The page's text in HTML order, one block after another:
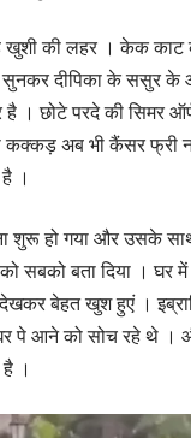
खुशी की लहर । केक
दीपिका के ससुर के
। छोटे परदे की सिमर
कक्कड़ अब भी कैंसर
।
शुरू हो गया और उसके
सबको बता दिया । घर
बेहत खुश हुएं ।
पे आने को सोच रहे थे ।
।